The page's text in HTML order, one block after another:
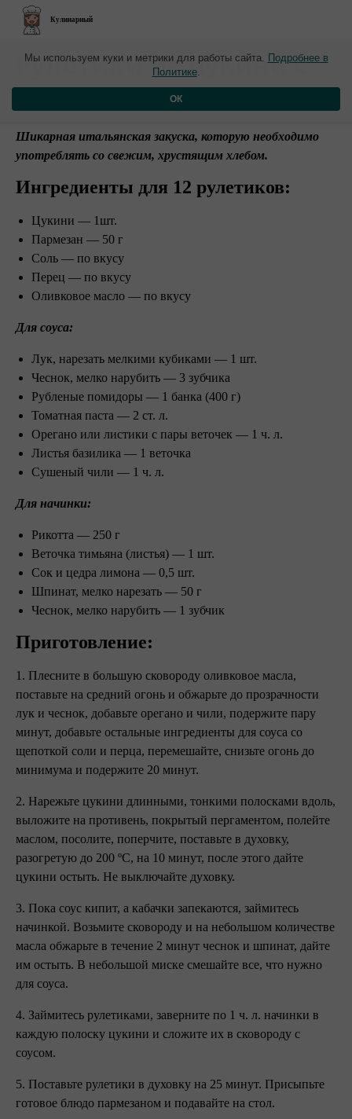
Кулинарный
​Рулетики из цукини с
рикоттой
Шикарная итальянская закуска, которую необходимо
употреблять со свежим, хрустящим хлебом.
Ингредиенты для 12 рулетиков:
Цукини — 1шт.
Пармезан — 50 г
Соль — по вкусу
Перец — по вкусу
Оливковое масло — по вкусу
Для соуса:
Лук, нарезать мелкими кубиками — 1 шт.
Чеснок, мелко нарубить — 3 зубчика
Рубленые помидоры — 1 банка (400 г)
Томатная паста — 2 ст. л.
Орегано или листики с пары веточек — 1 ч. л.
Листья базилика — 1 веточка
Сушеный чили — 1 ч. л.
Для начинки:
Рикотта — 250 г
Веточка тимьяна (листья) — 1 шт.
Сок и цедра лимона — 0,5 шт.
Шпинат, мелко нарезать — 50 г
Чеснок, мелко нарубить — 1 зубчик
Приготовление:⠀ ⠀
1. Плесните в большую сковороду оливковое масла,
поставьте на средний огонь и обжарьте до прозрачности
лук и чеснок, добавьте орегано и чили, подержите пару
минут, добавьте остальные ингредиенты для соуса со
щепоткой соли и перца, перемешайте, снизьте огонь до
минимума и подержите 20 минут.
2. Нарежьте цукини длинными, тонкими полосками вдоль,
выложите на противень, покрытый пергаментом, полейте
маслом, посолите, поперчите, поставьте в духовку,
разогретую до 200 ºC, на 10 минут, после этого дайте
цукини остыть. Не выключайте духовку.
3. Пока соус кипит, а кабачки запекаются, займитесь
начинкой. Возьмите сковороду и на небольшом количестве
масла обжарьте в течение 2 минут чеснок и шпинат, дайте
им остыть. В небольшой миске смешайте все, что нужно
для соуса.
4. Займитесь рулетиками, заверните по 1 ч. л. начинки в
каждую полоску цукини и сложите их в сковороду с
соусом.
5. Поставьте рулетики в духовку на 25 минут. Присыпьте
готовое блюдо пармезаном и подавайте на стол. ⠀
Мы используем куки и метрики для работы сайта. Подробнее в
Политике.
ОК